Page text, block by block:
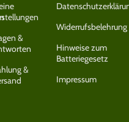
&
&
Widerrufsbelehrung
Hinweise zum
Batteriegesetz
Impressum